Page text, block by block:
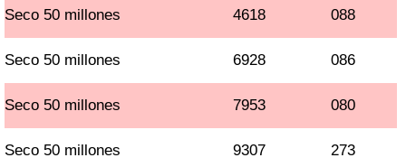
Seco 50 millones 4618 088
Seco 50 millones 6928 086
Seco 50 millones 7953 080
Seco 50 millones 9307 273